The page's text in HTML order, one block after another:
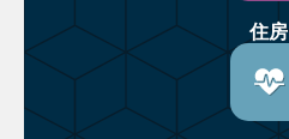
住房